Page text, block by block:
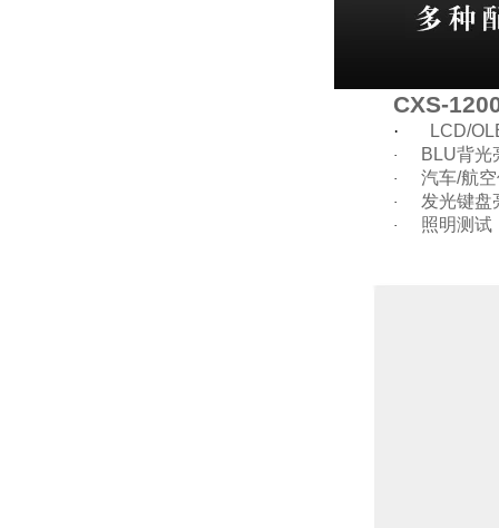
CXS-
· LCD/
· BLU背光
· 汽车/航
· 发光键盘
· 照明测试